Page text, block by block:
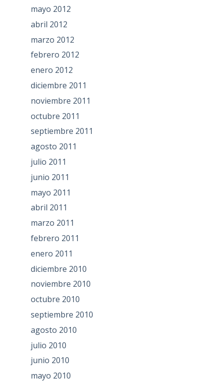
mayo 2012
abril 2012
marzo 2012
febrero 2012
enero 2012
diciembre 2011
noviembre 2011
octubre 2011
septiembre 2011
agosto 2011
julio 2011
junio 2011
mayo 2011
abril 2011
marzo 2011
febrero 2011
enero 2011
diciembre 2010
noviembre 2010
octubre 2010
septiembre 2010
agosto 2010
julio 2010
junio 2010
mayo 2010